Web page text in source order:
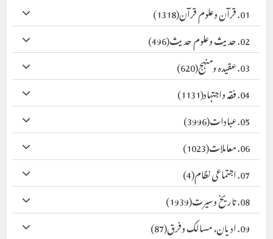
01. قرآن وعلوم قرآن
(1318)
02. حدیث وعلوم حدیث
(496)
03. عقیدہ ومنہج
(620)
04. فقہ واجتہاد
(1131)
05. عبادات
(3996)
06. معاملات
(1023)
07. اجتماعی نظام
(4)
08. تاریخ وسیرت
(1939)
09. ادیان، مسالک وفرق
(87)